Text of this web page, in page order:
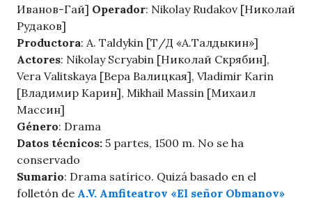
Иванов-Гай] Operador: Nikolay Rudakov [Николай
Рудаков]
Productora: A. Taldykin [Т/Д «А.Талдыкин»]
Actores: Nikolay Scryabin [Николай Скрябин],
Vera Valitskaya [Вера Валицкая], Vladimir Karin
[Владимир Карин], Mikhail Massin [Михаил
Массин]
Género: Drama
Datos técnicos: 5 partes, 1500 m. No se ha
conservado
Sumario: Drama satírico. Quizá basado en el
folletón de A.V. Amfiteatrov «El señor Obmanov»